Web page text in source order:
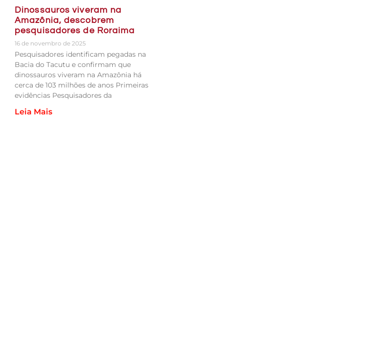
Dinossauros viveram na
Amazônia, descobrem
pesquisadores de Roraima
16 de novembro de 2025
Pesquisadores identificam pegadas na
Bacia do Tacutu e confirmam que
dinossauros viveram na Amazônia há
cerca de 103 milhões de anos Primeiras
evidências Pesquisadores da
Leia Mais